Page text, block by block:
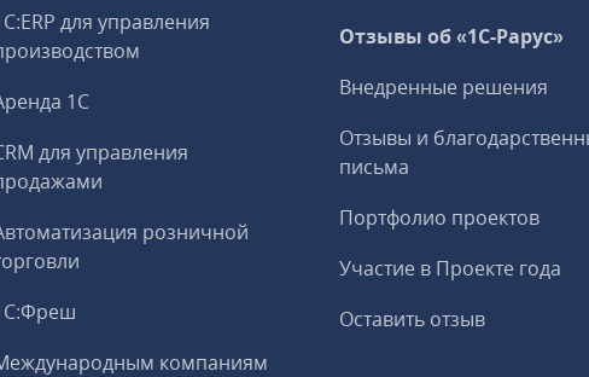
для управления
1С
для управления
розничной
компаниям
Отзывы об «1С-Рарус»
Внедренные решения
Отзывы и
письма
Портфолио проектов
Участие в Проекте года
Оставить отзыв